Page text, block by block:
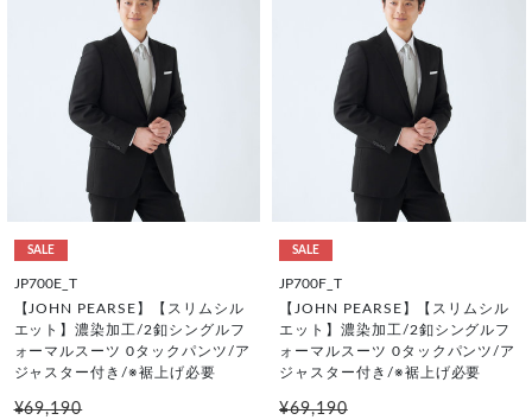
SALE
JP700E_T
【JOHN PEARSE】【スリムシル
エット】濃染加工/2釦シングルフ
ォーマルスーツ 0タックパンツ/ア
ジャスター付き/※裾上げ必要
¥69,190
SALE
JP700F_T
【JOHN PEARSE】【スリムシル
エット】濃染加工/2釦シングルフ
ォーマルスーツ 0タックパンツ/ア
ジャスター付き/※裾上げ必要
¥69,190